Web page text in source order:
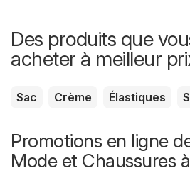
Des produits que
acheter à meilleur
Sac Crème Élastiques
Promotions en ligne
Mode et Chaussures